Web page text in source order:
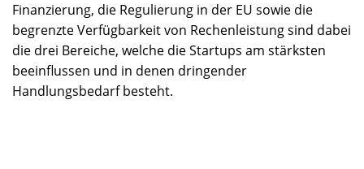
Finanzierung, die Regulierung in der EU sowie die
begrenzte Verfügbarkeit von Rechenleistung sind dabei
die drei Bereiche, welche die Startups am stärksten
beeinflussen und in denen dringender
Handlungsbedarf besteht.